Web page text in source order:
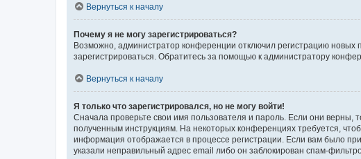
Вернуться к началу
Почему я не могу зарегистрироваться?
Возможно, администратор конференции отключил регистрацию
зарегистрироваться. Обратитесь за помощью к администратору
Вернуться к началу
Я только что зарегистрировался, но не могу войти!
Сначала проверьте свои имя пользователя и пароль. Если они верны,
полученным инструкциям. На некоторых конференциях требуется,
информация отображается в процессе регистрации. Если вам было
указали неправильный адрес email либо он заблокирован спам-